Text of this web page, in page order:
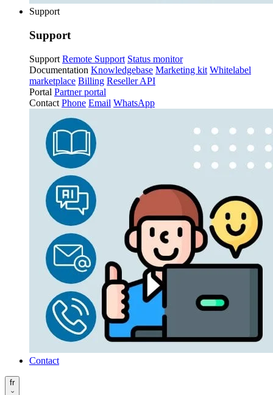
Support
Support
Support Remote Support Status monitor
Documentation Knowledgebase Marketing kit Whitelabel
marketplace Billing Reseller API
Portal Partner portal
Contact Phone Email WhatsApp
Contact
fr